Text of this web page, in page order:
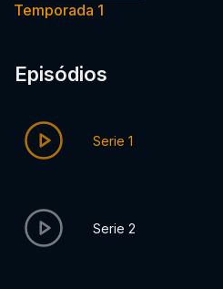
Temporada 1
Episódios
Serie 1
Serie 2